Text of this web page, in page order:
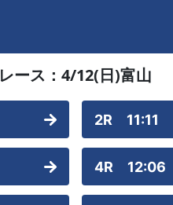
レース：4/12(日)富山
2R 11:11
4R 12:06